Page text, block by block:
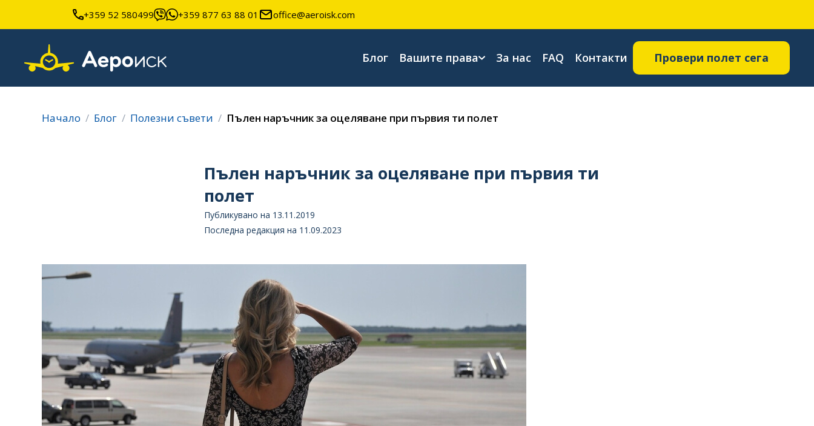
+359 52 580499 +359 877 63 88 01 office@aeroisk.com
Блог Вашите права За нас FAQ Контакти Провери полет сега
Начало Блог Полезни съвети Пълен наръчник за оцеляване при първия ти полет
Пълен наръчник за оцеляване при първия ти
полет
Публикувано на 13.11.2019
Последна редакция на 11.09.2023